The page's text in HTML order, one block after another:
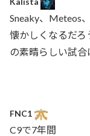
Sneaky、Meteos
懐かしくなるだ
の素晴らしい試合
FNC1
C9で7年間